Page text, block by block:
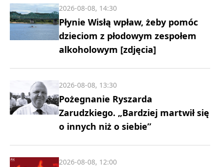
Płynie Wisłą wpław, żeby pomóc
dzieciom z płodowym zespołem
alkoholowym [zdjęcia]
2026-08-08, 14:30
Pożegnanie Ryszarda
Zarudzkiego. „Bardziej martwił się
o innych niż o siebie”
2026-08-08, 13:30
2026-08-08, 12:00